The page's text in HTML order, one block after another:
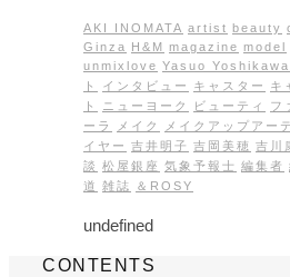
AKI INOMATA artist beauty
Ginza H&M magazine model
unmixlove Yasuo Yoshikawa
ト
インタビュー キャスター キ
ト
ニューヨーク ビューティ フ
ーラ
メイク メイクアップアー
イヤー 吉井明子 吉岡美穂 吉川
談 松屋銀座 気象予報士 編集者
道 雑誌 ＆ROSY
undefined
CONTENTS